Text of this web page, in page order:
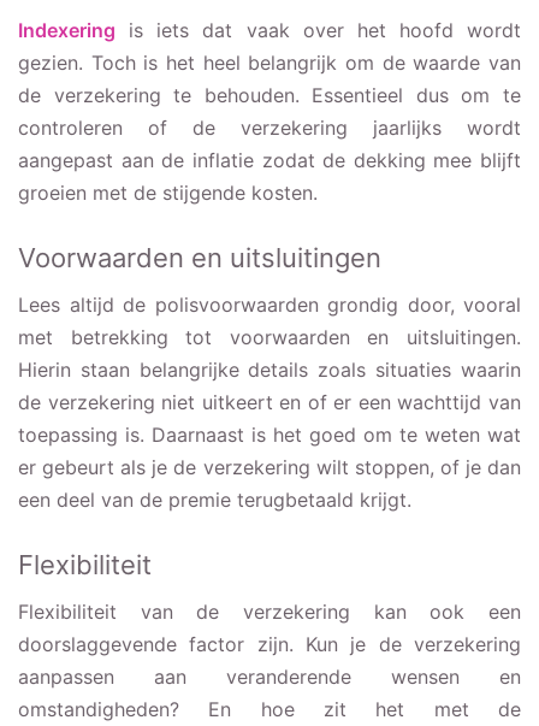
Indexering is iets dat vaak over het hoofd wordt
gezien. Toch is het heel belangrijk om de waarde van
de verzekering te behouden. Essentieel dus om te
controleren of de verzekering jaarlijks wordt
aangepast aan de inflatie zodat de dekking mee blijft
groeien met de stijgende kosten.
Voorwaarden en uitsluitingen
Lees altijd de polisvoorwaarden grondig door, vooral
met betrekking tot voorwaarden en uitsluitingen.
Hierin staan belangrijke details zoals situaties waarin
de verzekering niet uitkeert en of er een wachttijd van
toepassing is. Daarnaast is het goed om te weten wat
er gebeurt als je de verzekering wilt stoppen, of je dan
een deel van de premie terugbetaald krijgt.
Flexibiliteit
Flexibiliteit van de verzekering kan ook een
doorslaggevende factor zijn. Kun je de verzekering
aanpassen aan veranderende wensen en
omstandigheden? En hoe zit het met de